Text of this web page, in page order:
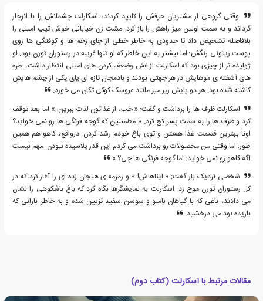
وقتی گروهی از مشتریان حرفش را تایید کردند، اسکارلت چشمانش را با انزجار
گرداند و به سمت اولین میز راهش را باز کرد. مشت زن خیابانی خوش تیپ امیلی را
بلافاصله تشخیص داد تا حدودی به خاطر خطی از جای زخم ها و کوفتگی ها روی
پوست زیتونی رنگش؛ اما بیشتر به این خاطر که او تنها غریبه در رستوران تورن بود. او
ژولیده تر از چیزی بود که اسکارلت از غش وضعف کردن های امیلی انتظار داشت، طره
های آشفته ی موهایش در هر جهتی بودند و بادمجان تازه ای پای یکی از چشم هایش
کاشته شده بود. هر دو پایش زیر میز مانند عروسک کوکی تکان می خورد.
اسکارلت ظرف ها را برداشت و گفت: « خب، از غذاتون لذت ببرین. » اما بعد توقف
کرد و ظرف ها را به سمت پسر کج کرد. « مطمئنین که گوجه فرنگی ها رو نمی خواید؟
اونا بهترین قسمت غذا هستن و توی باغ خودم رشد کردن. درواقع، کاهو هم همین
طور؛ اما وقتی من محصولات رو برداشت می کردم این قدر پلاسیده نبودن. مهم نیست
اگه کاهو رو نمی خواید؛ اما گوجه فرنگی ها چی؟ »
شخصی نزدیک بار گفت: « ایناهاش! » و زمزمه ی هیجان زده ای را آغاز کرد که در
کل رستوران تورن موج زد. اسکارلت به نمایشگرها نگاه کرد که باغ باشکوهی را نشان
می دادند، باغی که با گیاهان بامبو و سوسن سفید تزیین شده و به خاطر بارانی که
باریده بود می درخشید.
مقالات مرتبط با اسکارلت (کتاب دوم)